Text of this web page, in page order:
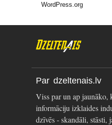
WordPress.org
Par dzeltenais.lv
Viss par un ap jaunāko,
informāciju izklaides
dzīvēs - skandāli, stāsti,